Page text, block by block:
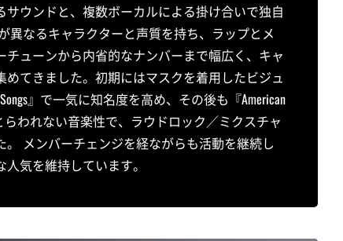
ウンドと、複数ボーカルによる掛け合いで独自
異なるキャラクターと声質を持ち、ラップとメ
ューンから内省的なナンバーまで幅広く、キャ
てきました。初期にはマスクを着用したビジュ
』で一気に知名度を高め、その後も『American
われない音楽性で、ラウドロック／ミクスチャ
メンバーチェンジを経ながらも活動を継続し
気を維持しています。